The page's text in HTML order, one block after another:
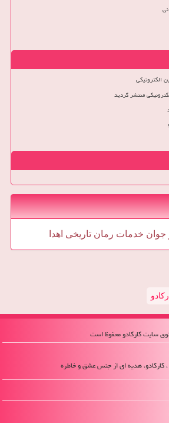
الکترونیکی
منتشر گردید
جوان خدمات رمان تاریخی اهدا
کارکادو، هدیه ای از جنس عشق و خاطره